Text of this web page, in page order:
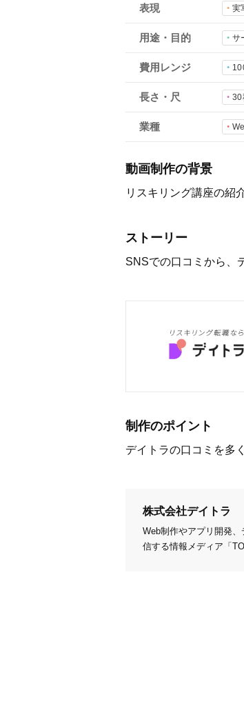
表現 実
用途・目的 サ
費用レンジ
長さ・尺 30
業種
動画制作の背景
リスキリング講座の紹
ストーリー
SNSでの口コミから、
制作のポイント
デイトラの口コミを多
株式会社デイトラ
Web制作やアプリ開発
信する情報メディア「